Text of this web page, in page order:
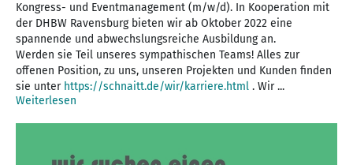
Kongress- und Eventmanagement (m/w/d). In Kooperation mit
der DHBW Ravensburg bieten wir ab Oktober 2022 eine
spannende und abwechslungsreiche Ausbildung an.
Werden sie Teil unseres sympathischen Teams! Alles zur
offenen Position, zu uns, unseren Projekten und Kunden finden
sie unter https://schnaitt.de/wir/karriere.html . Wir ...
Weiterlesen